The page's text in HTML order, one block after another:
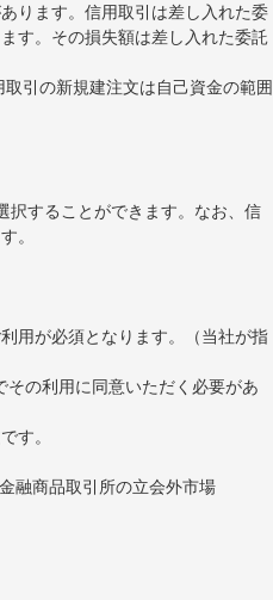
ります。信用取引は差し入れた委
す。その損失額は差し入れた委託
引の新規建注文は自己資金の範囲
択することができます。なお、信
。
用が必須となります。（当社が指
の利用に同意いただく必要があ
す。
融商品取引所の立会外市場